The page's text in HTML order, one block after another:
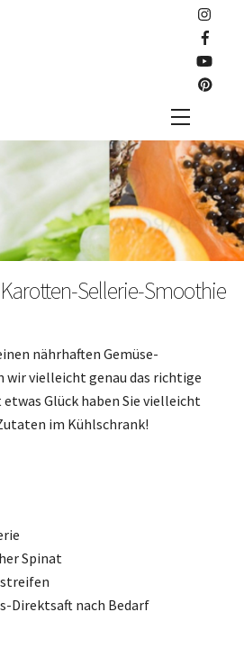
Menu
Sellerie-Smoothie
nährhaften Gemüse-
wir vielleicht genau das richtige
Glück haben Sie vielleicht
im Kühlschrank!
Spinat
Direktsaft nach Bedarf